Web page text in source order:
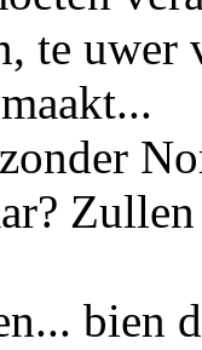
te
bien